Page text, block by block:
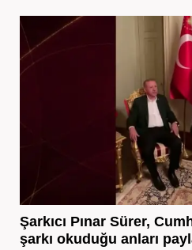
Şarkıcı Pınar Sürer,
şarkı okuduğu anları